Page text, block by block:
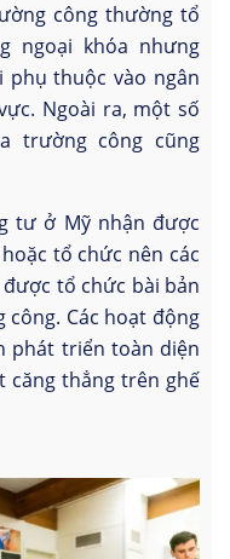
công thường tổ
ngoại khóa nhưng
thuộc vào ngân
Ngoài ra, một số
trường công cũng
tư ở Mỹ nhận được
tổ chức nên các
tổ chức bài bản
Các hoạt động
phát triển toàn diện
căng thẳng trên ghế